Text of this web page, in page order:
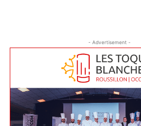
- Advertisement -